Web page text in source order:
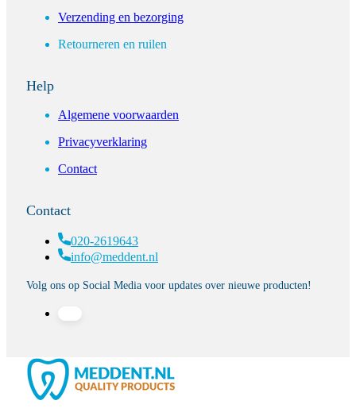
Verzending en bezorging
Retourneren en ruilen
Help
Algemene voorwaarden
Privacyverklaring
Contact
Contact
020-2619643
info@meddent.nl
Volg ons op Social Media voor updates over nieuwe producten!